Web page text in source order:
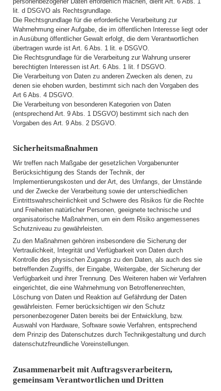
lit. d DSGVO als Rechtsgrundlage.
Die Rechtsgrundlage für die erforderliche Verarbeitung zur
Wahrnehmung einer Aufgabe, die im öffentlichen Interesse liegt oder
in Ausübung öffentlicher Gewalt erfolgt, die dem Verantwortlichen
übertragen wurde ist Art. 6 Abs. 1 lit. e DSGVO.
Die Rechtsgrundlage für die Verarbeitung zur Wahrung unserer
berechtigten Interessen ist Art. 6 Abs. 1 lit. f DSGVO.
Die Verarbeitung von Daten zu anderen Zwecken als denen, zu
denen sie ehoben wurden, bestimmt sich nach den Vorgaben des
Art 6 Abs. 4 DSGVO.
Die Verarbeitung von besonderen Kategorien von Daten
(entsprechend Art. 9 Abs. 1 DSGVO) bestimmt sich nach den
Vorgaben des Art. 9 Abs. 2 DSGVO.
Sicherheitsmaßnahmen
Wir treffen nach Maßgabe der gesetzlichen Vorgabenunter
Berücksichtigung des Stands der Technik, der
Implementierungskosten und der Art, des Umfangs, der Umstände
und der Zwecke der Verarbeitung sowie der unterschiedlichen
Eintrittswahrscheinlichkeit und Schwere des Risikos für die Rechte
und Freiheiten natürlicher Personen, geeignete technische und
organisatorische Maßnahmen, um ein dem Risiko angemessenes
Schutzniveau zu gewährleisten.
Zu den Maßnahmen gehören insbesondere die Sicherung der
Vertraulichkeit, Integrität und Verfügbarkeit von Daten durch
Kontrolle des physischen Zugangs zu den Daten, als auch des sie
betreffenden Zugriffs, der Eingabe, Weitergabe, der Sicherung der
Verfügbarkeit und ihrer Trennung. Des Weiteren haben wir Verfahren
eingerichtet, die eine Wahrnehmung von Betroffenenrechten,
Löschung von Daten und Reaktion auf Gefährdung der Daten
gewährleisten. Ferner berücksichtigen wir den Schutz
personenbezogener Daten bereits bei der Entwicklung, bzw.
Auswahl von Hardware, Software sowie Verfahren, entsprechend
dem Prinzip des Datenschutzes durch Technikgestaltung und durch
datenschutzfreundliche Voreinstellungen.
Zusammenarbeit mit Auftragsverarbeitern,
gemeinsam Verantwortlichen und Dritten